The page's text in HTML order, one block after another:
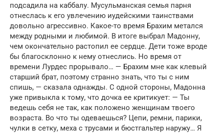
подсадила на каббалу. Мусульманская семья парня
отнеслась к его увлечению иудейскими таинствами
довольно агрессивно. Какое-то время Брахим метался
между родными и любимой. В итоге выбрал Мадонну,
чем окончательно растопил ее сердце. Дети тоже вроде
бы благосклонно к нему отнеслись. Но время от
времени Лурдес прорывало… — Брахим мне как клевый
старший брат, поэтому странно знать, что ты с ним
спишь, — сказала однажды. С одной стороны, Мадонна
уже привыкла к тому, что дочка ее критикует: — Ты
ведешь себя не так, как положено женщинам твоего
возраста. Во что ты одеваешься? Цепи, ремни, парики,
чулки в сетку, меха с трусами и бюстгальтер наружу… Я